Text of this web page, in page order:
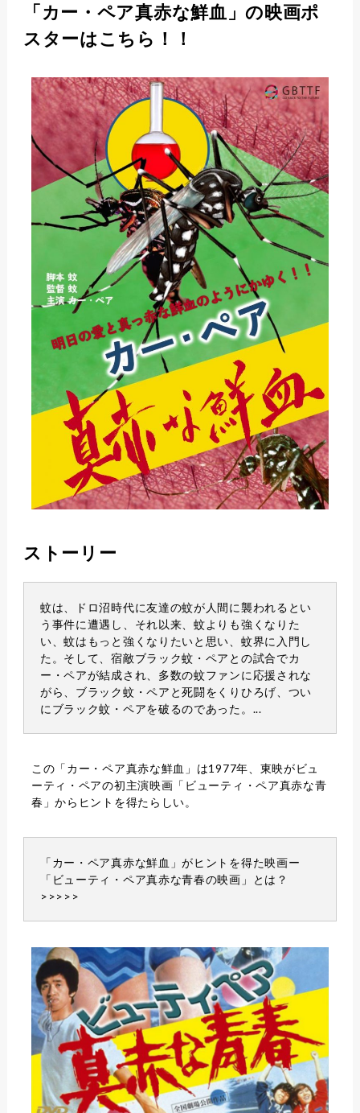
「カー・ペア真赤な鮮血」の映画ポ
スターはこちら！！
ストーリー
蚊は、ドロ沼時代に友達の蚊が人間に襲われるとい
う事件に遭遇し、それ以来、蚊よりも強くなりた
い、蚊はもっと強くなりたいと思い、蚊界に入門し
た。そして、宿敵ブラック蚊・ペアとの試合でカ
ー・ペアが結成され、多数の蚊ファンに応援されな
がら、ブラック蚊・ペアと死闘をくりひろげ、つい
にブラック蚊・ペアを破るのであった。...
この「カー・ペア真赤な鮮血」は1977年、東映がビュ
ーティ・ペアの初主演映画「ビューティ・ペア真赤な青
春」からヒントを得たらしい。
「カー・ペア真赤な鮮血」がヒントを得た映画ー
「ビューティ・ペア真赤な青春の映画」とは？
>>>>>